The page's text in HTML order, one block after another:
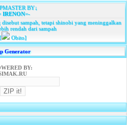
BY↓
IRENON=-
sampah, tetapi shinobi yang meninggalkan
rendah dari sampah
[
Obito]
Generator
BY: